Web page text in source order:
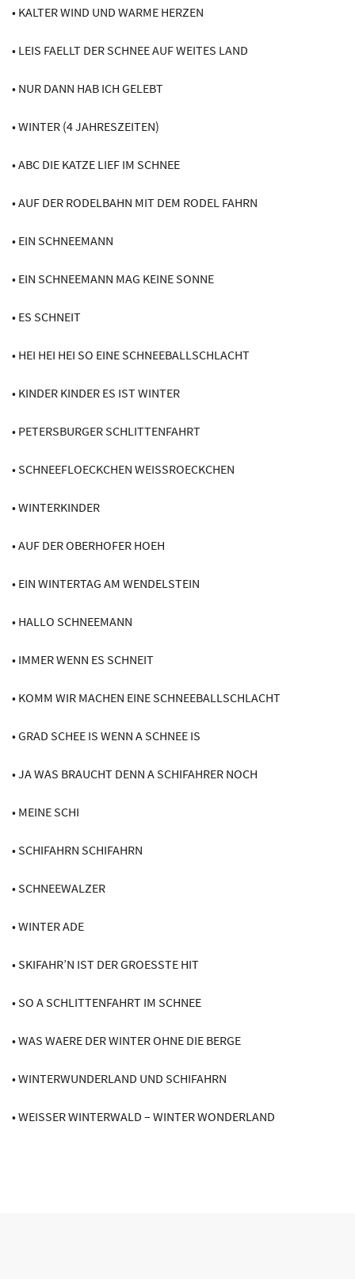
• KALTER WIND UND WARME HERZEN
• LEIS FAELLT DER SCHNEE AUF WEITES LAND
• NUR DANN HAB ICH GELEBT
• WINTER (4 JAHRESZEITEN)
• ABC DIE KATZE LIEF IM SCHNEE
• AUF DER RODELBAHN MIT DEM RODEL FAHRN
• EIN SCHNEEMANN
• EIN SCHNEEMANN MAG KEINE SONNE
• ES SCHNEIT
• HEI HEI HEI SO EINE SCHNEEBALLSCHLACHT
• KINDER KINDER ES IST WINTER
• PETERSBURGER SCHLITTENFAHRT
• SCHNEEFLOECKCHEN WEISSROECKCHEN
• WINTERKINDER
• AUF DER OBERHOFER HOEH
• EIN WINTERTAG AM WENDELSTEIN
• HALLO SCHNEEMANN
• IMMER WENN ES SCHNEIT
• KOMM WIR MACHEN EINE SCHNEEBALLSCHLACHT
• GRAD SCHEE IS WENN A SCHNEE IS
• JA WAS BRAUCHT DENN A SCHIFAHRER NOCH
• MEINE SCHI
• SCHIFAHRN SCHIFAHRN
• SCHNEEWALZER
• WINTER ADE
• SKIFAHR’N IST DER GROESSTE HIT
• SO A SCHLITTENFAHRT IM SCHNEE
• WAS WAERE DER WINTER OHNE DIE BERGE
• WINTERWUNDERLAND UND SCHIFAHRN
• WEISSER WINTERWALD – WINTER WONDERLAND